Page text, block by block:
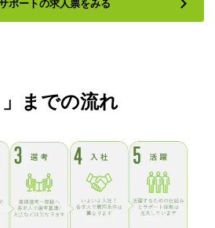
ポートの求人票をみる
までの流れ